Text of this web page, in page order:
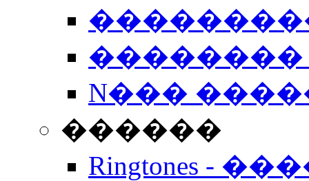
��������
N���
������
Ringtones -